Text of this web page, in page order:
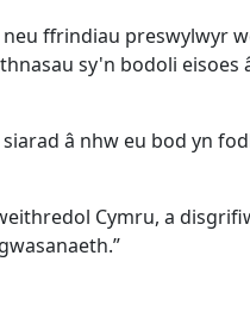
ffrindiau preswylwyr
sy'n bodoli
â nhw eu bod yn
Cymru, a